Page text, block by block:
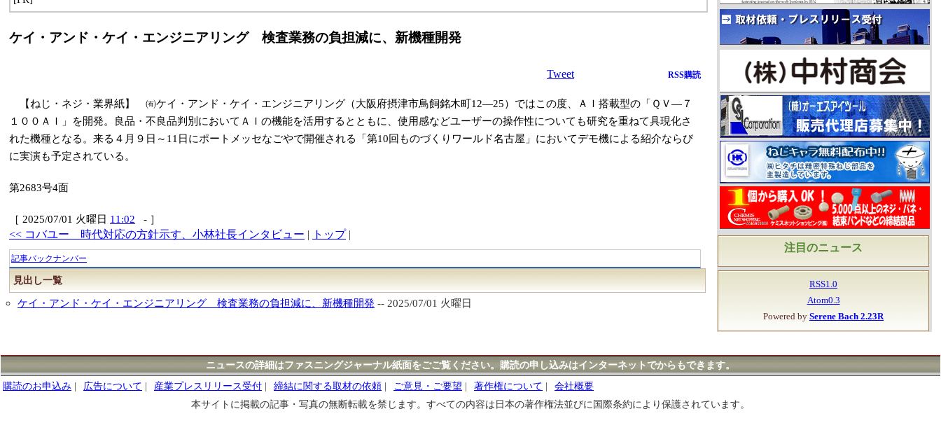
ケイ・アンド・ケイ・エンジニアリング 検査業務の負担減に、新機種開発
Tweet RSS購読
【ねじ・ネジ・業界紙】 ㈲ケイ・アンド・ケイ・エンジニアリング（大阪府摂津市鳥飼銘木町12―25）ではこの度、ＡＩ搭載型の「ＱＶ―７
１００ＡＩ」を開発。良品・不良品判別においてＡＩの機能を活用するとともに、使用感などユーザーの操作性についても研究を重ねて具現化さ
れた機種となる。来る４月９日～11日にポートメッセなごやで開催される「第10回ものづくりワールド名古屋」においてデモ機による紹介ならび
に実演も予定されている。
第2683号4面
［ 2025/07/01 火曜日 11:02 - ］
<< コバユー 時代対応の方針示す、小林社長インタビュー | トップ|
記事バックナンバー
見出し一覧
ケイ・アンド・ケイ・エンジニアリング 検査業務の負担減に、新機種開発 -- 2025/07/01 火曜日
注目のニュース
RSS1.0
Atom0.3
Powered by Serene Bach 2.23R
ニュースの詳細はファスニングジャーナル紙面をごご覧ください。購読の申し込みはインターネットでからもできます。
購読のお申込み | 広告について | 産業プレスリリース受付 | 締結に関する取材の依頼 | ご意見・ご要望 | 著作権について |
会社概要
本サイトに掲載の記事・写真の無断転載を禁じます。すべての内容は日本の著作権法並びに国際条約により保護されています。